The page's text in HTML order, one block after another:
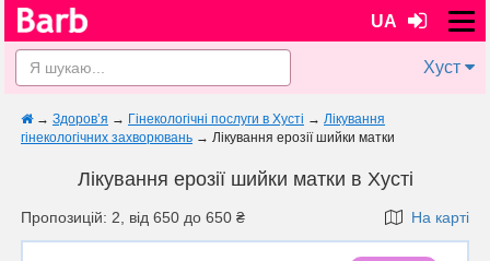
UA
Хуст
→ Здоров’я → Гінекологічні послуги в Хусті → Лікування
гінекологічних захворювань → Лікування ерозії шийки матки
Лікування ерозії шийки матки в Хусті
Пропозицій: 2, від 650 до 650 ₴ На карті